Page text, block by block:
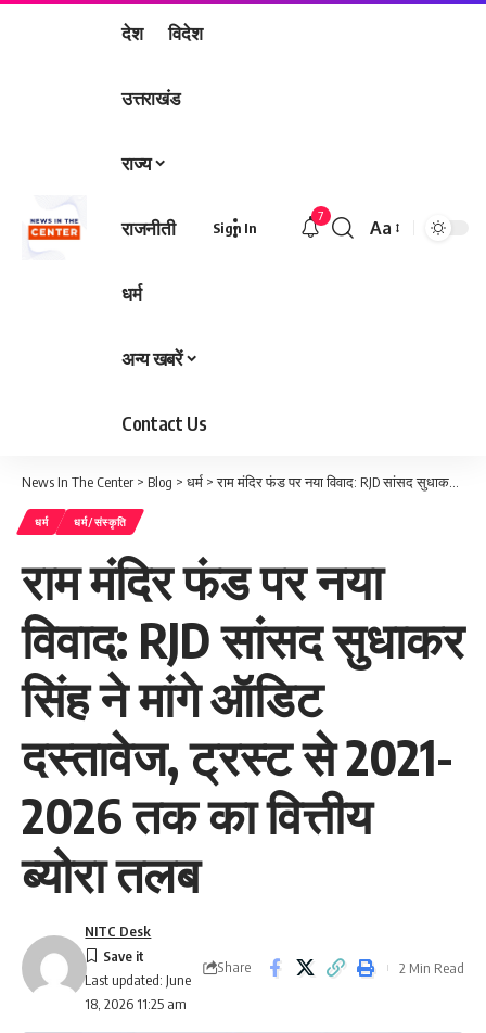
देश विदेश
उत्तराखंड
राज्य
राजनीती
धर्म
अन्य खबरें
Contact Us
Sign In
7
Font
Aa
News In The Center > Blog > धर्म >राम मंदिर फंड पर नया विवाद: RJD सांसद सुधाकर सिंह ने मांगे ऑडिट दस्तावेज, ट्रस्ट से 2021-2026 तक का वित्तीय ब्योरा तलब
धर्म धर्म/संस्कृति
राम मंदिर फंड पर नया
विवाद: RJD सांसद सुधाकर
सिंह ने मांगे ऑडिट
दस्तावेज, ट्रस्ट से 2021-
2026 तक का वित्तीय
ब्योरा तलब
Last updated: June
18, 2026 11:25 am
NITC Desk
Share 2 Min Read